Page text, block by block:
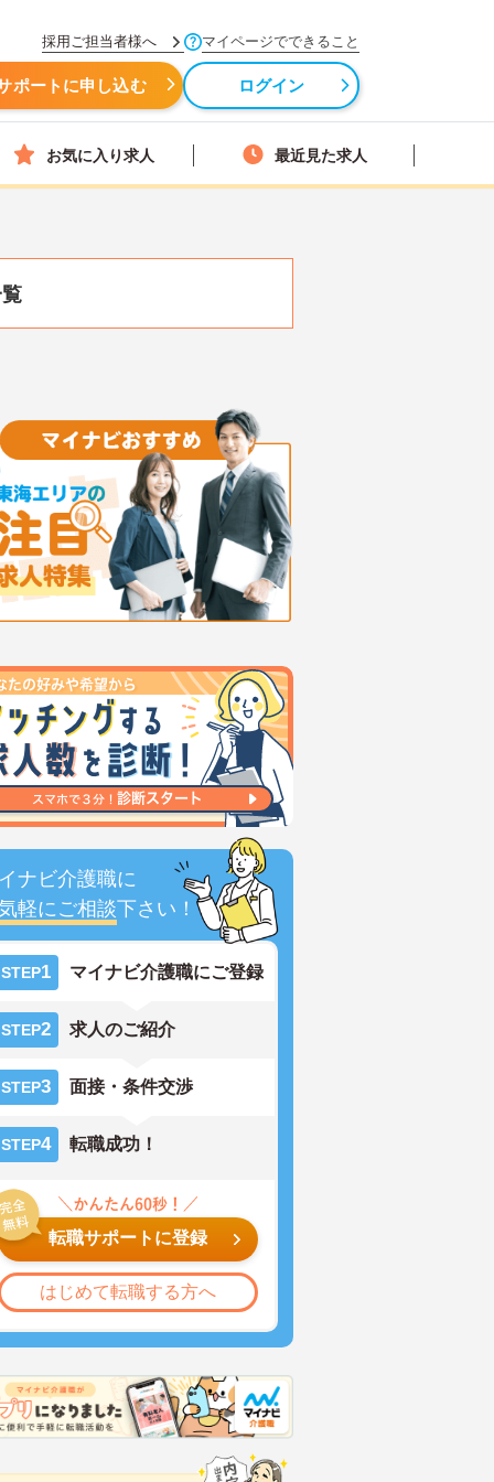
採用ご担当者様へ マイページでできること
ポートに申し込む ログイン
お気に入り求人 最近見た求人
ナビ介護職に
軽にご相談下さい！
STEP1 マイナビ介護職にご登録
STEP2 求人のご紹介
STEP3 面接・条件交渉
STEP4 転職成功！
転職サポートに登録
はじめて転職する方へ